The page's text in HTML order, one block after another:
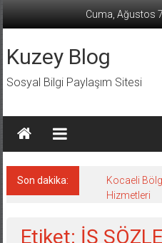
Cuma, Ağustos
Kuzey Blog
Sosyal Bilgi Paylaşım Sitesi
Son dakika:
Kocaeli
Hizmetleri
Etiket: İŞ